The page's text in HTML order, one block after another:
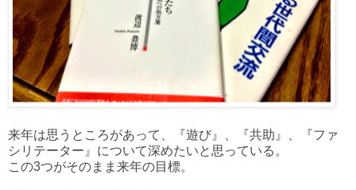
来年は思うところがあって、『遊び』、『共助』、『ファ
シリテーター』について深めたいと思っている。
この3つがそのまま来年の目標。